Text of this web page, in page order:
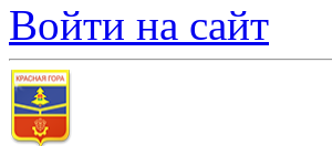
Войти на сайт